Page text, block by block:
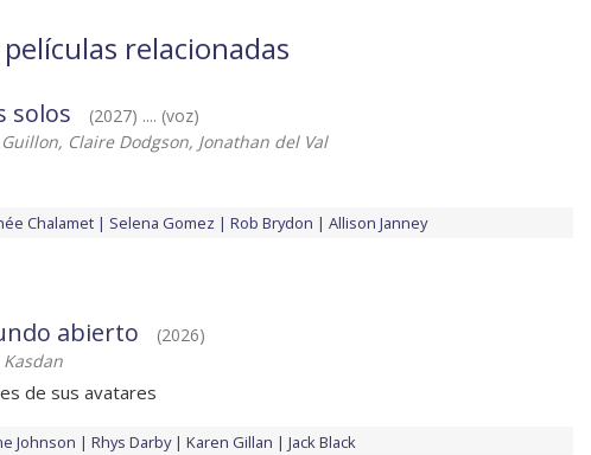
relacionadas
solos
(2027) .... (voz)
Claire Dodgson, Jonathan del Val
Chalamet Selena Gomez Rob Brydon Allison Janney
abierto
(2026)
Kasdan
de sus avatares
Johnson Rhys Darby Karen Gillan Jack Black